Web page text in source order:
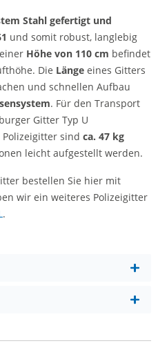
Stahl gefertigt und
und somit robust, langlebig
Höhe von 110 cm befindet
Die Länge eines Gitters
und schnellen Aufbau
. Für den Transport
Gitter Typ U
Polizeigitter sind ca. 47 kg
leicht aufgestellt werden.
bestellen Sie hier mit
wir ein weiteres Polizeigitter
.